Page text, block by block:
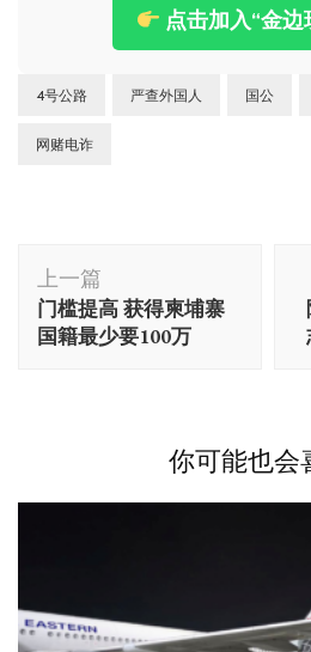
点击加入“金边
4号公路 严查外国人 国公
网赌电诈
博
文
导
上一篇
门槛提高 获得柬埔寨
国籍最少要100万
你可能也会